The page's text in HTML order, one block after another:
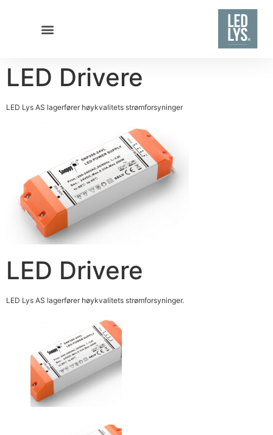
LED Drivere
LED Lys AS lagerfører høykvalitets strømforsyninger
LED Drivere
LED Lys AS lagerfører høykvalitets strømforsyninger.